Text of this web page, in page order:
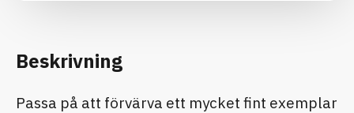
Beskrivning
Passa på att förvärva ett mycket fint exemplar